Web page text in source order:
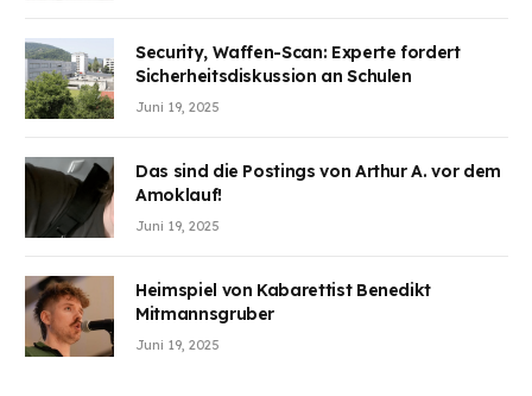
Security, Waffen-Scan: Experte fordert
Sicherheitsdiskussion an Schulen
Juni 19, 2025
Das sind die Postings von Arthur A. vor dem
Amoklauf!
Juni 19, 2025
Heimspiel von Kabarettist Benedikt
Mitmannsgruber
Juni 19, 2025